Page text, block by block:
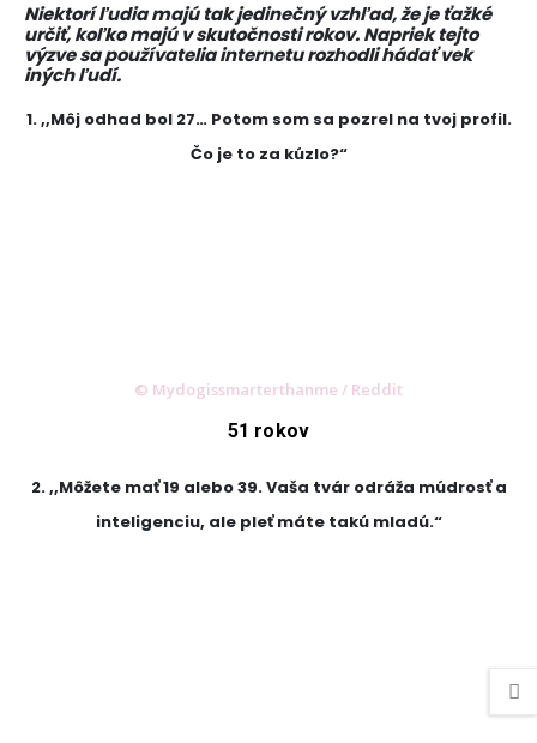
Niektorí ľudia majú tak jedinečný vzhľad, že je ťažké
určiť, koľko majú v skutočnosti rokov. Napriek tejto
výzve sa používatelia internetu rozhodli hádať vek
iných ľudí.
1. ,,Môj odhad bol 27… Potom som sa pozrel na tvoj profil.
Čo je to za kúzlo?“
© Mydogissmarterthanme / Reddit
51 rokov
2. ,,Môžete mať 19 alebo 39. Vaša tvár odráža múdrosť a
inteligenciu, ale pleť máte takú mladú.“